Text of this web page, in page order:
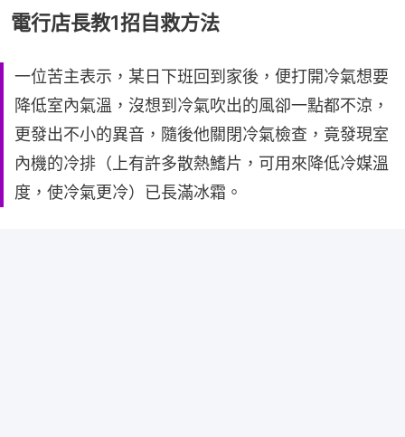
電行店長教1招自救方法
一位苦主表示，某日下班回到家後，便打開冷氣想要
降低室內氣溫，沒想到冷氣吹出的風卻一點都不涼，
更發出不小的異音，隨後他關閉冷氣檢查，竟發現室
內機的冷排（上有許多散熱鰭片，可用來降低冷媒溫
度，使冷氣更冷）已長滿冰霜。